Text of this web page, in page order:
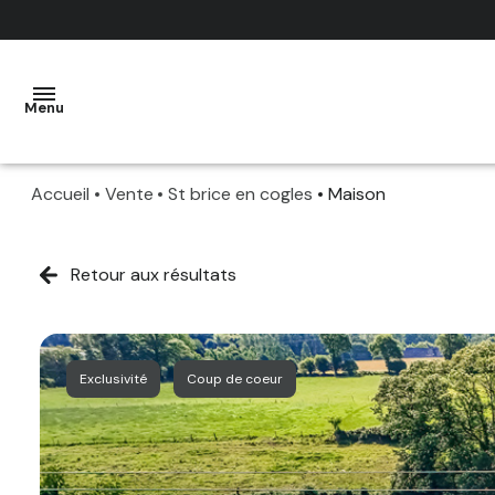
Menu
LOUER
NOS
ESTIMATION
OFFERTE
OFF
MARKET
GESTION
LOCATIVE
QUI
NOUS
Accueil Vente St brice en cogles Maison
Retour aux résultats
Exclusivité Coup de coeur